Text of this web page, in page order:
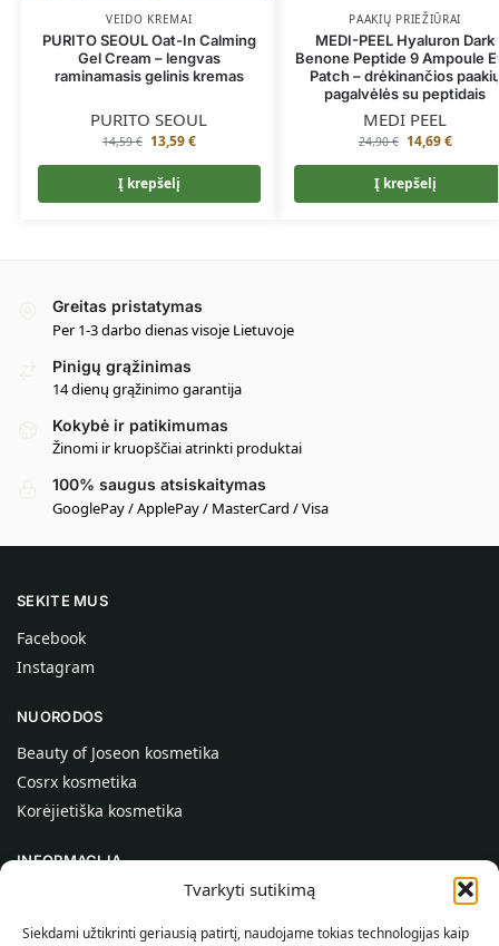
Tvarkyti sutikimą
Siekdami užtikrinti geriausią patirtį, naudojame tokias technologijas kaip
VEIDO KREMAI
PURITO SEOUL Oat-In Calming
Gel Cream – lengvas
raminamasis gelinis kremas
PURITO SEOUL
14,59€ 13,59€
Į krepšelį
PAAKIŲ PRIEŽIŪRAI
MEDI-PEEL Hyaluron Dark
Benone Peptide 9 Ampoule
Patch – drėkinančios
pagalvėlės su peptidais
MEDI PEEL
24,90€ 14,69€
Į krepšelį
Greitas pristatymas
Per 1-3 darbo dienas visoje Lietuvoje
Pinigų grąžinimas
14 dienų grąžinimo garantija
Kokybė ir patikimumas
Žinomi ir kruopščiai atrinkti produktai
100% saugus atsiskaitymas
GooglePay / ApplePay / MasterCard / Visa
SEKITE MUS
Facebook
Instagram
NUORODOS
Beauty of Joseon kosmetika
Cosrx kosmetika
Korėjietiška kosmetika
INFORMACIJA
Kontaktai